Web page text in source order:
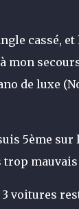
cassé,
mon
de luxe
5ème sur
trop
voitures